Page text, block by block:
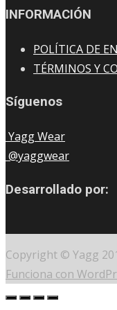
INFORMACIÓN
POLÍTICA DE
TÉRMINOS Y
Síguenos
Yagg Wear
@yaggwear
Desarrollado por:
Copyright © Yagg
Funciona con